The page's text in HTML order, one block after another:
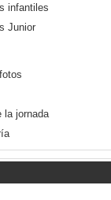
infantiles
Junior
la jornada